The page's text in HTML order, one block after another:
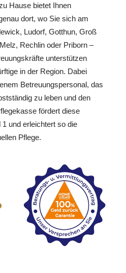
Hause bietet Ihnen
dort, wo Sie sich am
Ludorf, Gotthun, Groß
Rechlin oder Priborn –
unterstützen
in der Region. Dabei
Betreuungspersonal, das
zu leben und den
fördert diese
und erleichtert so die
Pflege.